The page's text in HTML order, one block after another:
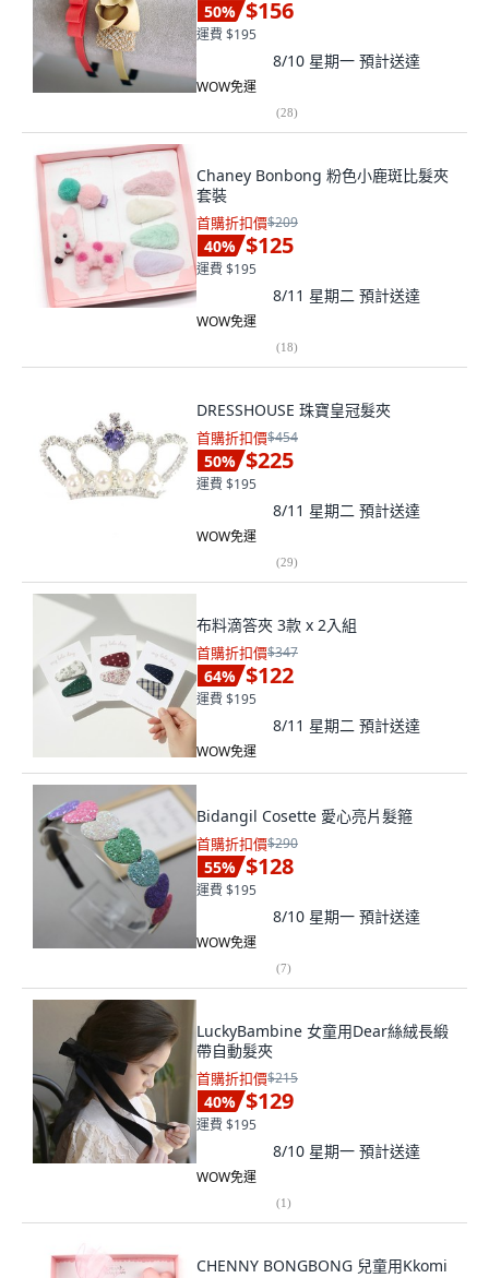
50% $156
運費 $195
8/10 星期一 預計送達
WOW免運
(28)
Chaney Bonbong 粉色小鹿斑比髮夾
套裝
首購折扣價$209
40% $125
運費 $195
8/11 星期二 預計送達
WOW免運
(18)
DRESSHOUSE 珠寶皇冠髮夾
首購折扣價$454
50% $225
運費 $195
8/11 星期二 預計送達
WOW免運
(29)
布料滴答夾 3款 x 2入組
首購折扣價$347
64% $122
運費 $195
8/11 星期二 預計送達
WOW免運
Bidangil Cosette 愛心亮片髮箍
首購折扣價$290
55% $128
運費 $195
8/10 星期一 預計送達
WOW免運
(7)
LuckyBambine 女童用Dear絲絨長緞
帶自動髮夾
首購折扣價$215
40% $129
運費 $195
8/10 星期一 預計送達
WOW免運
(1)
CHENNY BONGBONG 兒童用Kkomi